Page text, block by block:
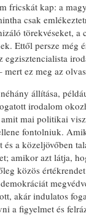
kap: a
csak
törekvéseket,
Ettől persze
ez meg az
állítása,
irodalom
mai politikai
fontolniuk.
a közeljövőben
amikor azt látja,
közös
akár indulatos
a figyelmet és